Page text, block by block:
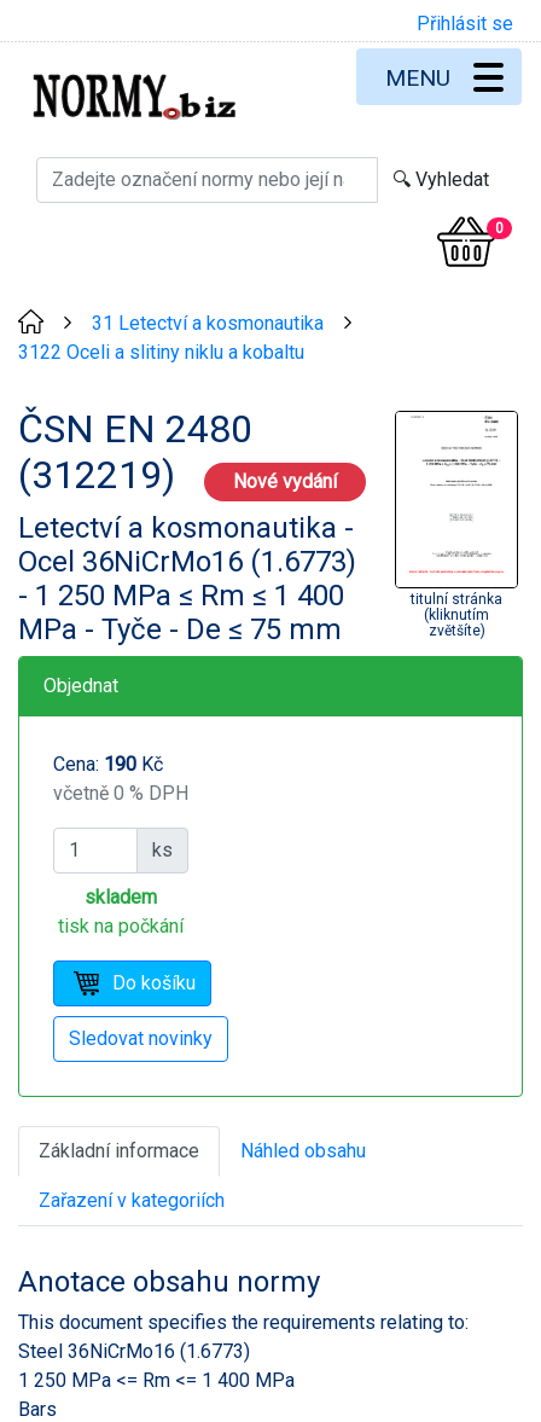
Přihlásit se
0
MENU
31 Letectví a kosmonautika
3122 Oceli a slitiny niklu a kobaltu
ČSN EN 2480
(312219)
Nové vydání
Letectví a kosmonautika -
Ocel 36NiCrMo16 (1.6773)
- 1 250 MPa ≤ Rm ≤ 1 400
MPa - Tyče - De ≤ 75 mm
titulní stránka
(kliknutím
zvětšíte)
Objednat
Cena: 190 Kč
včetně 0 % DPH
ks
skladem
tisk na počkání
Základní informace Náhled obsahu
Zařazení v kategoriích
Anotace obsahu normy
This document specifies the requirements relating to:
Steel 36NiCrMo16 (1.6773)
1 250 MPa <= Rm <= 1 400 MPa
Bars